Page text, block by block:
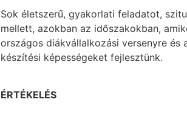
Sok életszerű, gyakorlati feladatot,
mellett, azokban az időszakokban,
országos diákvállalkozási versenyre és
készítési képességeket fejlesztünk.
ÉRTÉKELÉS